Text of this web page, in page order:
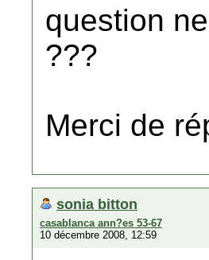
question
???
Merci de
sonia bitton
casablanca ann?es 53-67
10 décembre 2008, 12:59